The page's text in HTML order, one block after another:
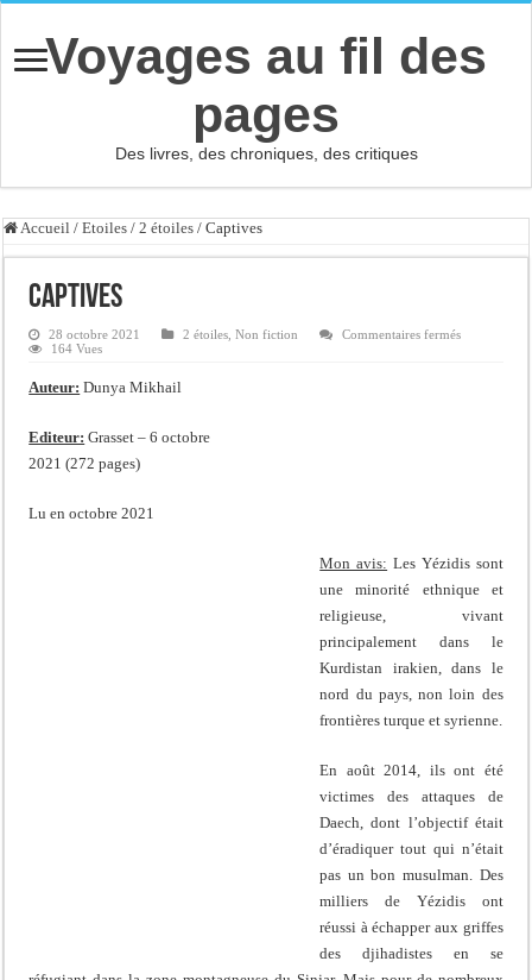
Voyages au fil des
pages
Des livres, des chroniques, des critiques
Accueil / Etoiles / 2 étoiles / Captives
Captives
28 octobre 2021 2 étoiles ,Non fiction Commentaires ferméssur
164 Vues
Auteur: Dunya Mikhail
Editeur: Grasset – 6 octobre
2021 (272 pages)
Lu en octobre 2021
Mon avis: Les Yézidis sont
une minorité ethnique et
religieuse, vivant
principalement dans le
Kurdistan irakien, dans le
nord du pays, non loin des
frontières turque et syrienne.
En août 2014, ils ont été
victimes des attaques de
Daech, dont l’objectif était
d’éradiquer tout qui n’était
pas un bon musulman. Des
milliers de Yézidis ont
réussi à échapper aux griffes
des djihadistes en se